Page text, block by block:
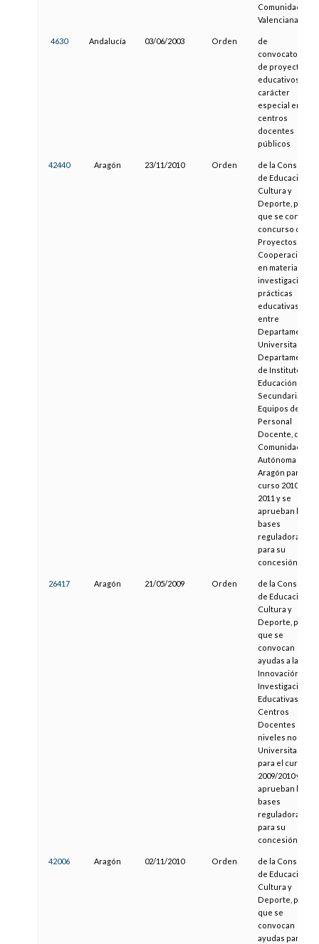
Comunidad
Valenciana.
4630 Andalucía 03/06/2003 Orden
de
convocatoria
de proyectos
educativos de
carácter
especial en
centros
docentes
públicos
42440 Aragón 23/11/2010 Orden
de la Consejera
de Educación,
Cultura y
Deporte, por la
que se convoca
concurso de
Proyectos de
Cooperación
en materia de
investigación y
prácticas
educativas
entre
Departamentos
Universitarios y
Departamentos
de Institutos de
Educación
Secundaria o
Equipos de
Personal
Docente, de la
Comunidad
Autónoma de
Aragón para el
curso 2010-
2011 y se
aprueban las
bases
reguladoras
para su
concesión
26417 Aragón 21/05/2009 Orden
de la Consejera
de Educación,
Cultura y
Deporte, por la
que se
convocan
ayudas a la
Innovación e
Investigación
Educativas en
Centros
Docentes de
niveles no
Universitarios
para el curso
2009/2010 y se
aprueban las
bases
reguladoras
para su
concesión
42006 Aragón 02/11/2010 Orden
de la Consejera
de Educación,
Cultura y
Deporte, por la
que se
convocan
ayudas para